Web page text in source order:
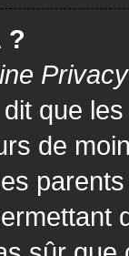
?
que
de